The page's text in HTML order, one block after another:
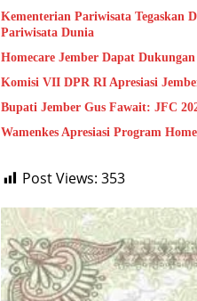
Kementerian Pariwisata Tegaskan
Pariwisata Dunia
Homecare Jember Dapat
Komisi VII DPR RI Apresiasi
Bupati Jember Gus Fawait: JFC
Wamenkes Apresiasi Program
Post Views: 353